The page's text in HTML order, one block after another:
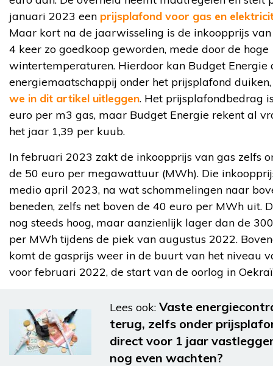
januari 2023 een prijsplafond voor gas en
Maar kort na de jaarwisseling is de inkoopprijs
4 keer zo goedkoop geworden, mede door de hoge
wintertemperaturen. Hierdoor kan Budget Energie
energiemaatschappij onder het prijsplafond
we in dit artikel uitleggen. Het prijsplafondbedrag
euro per m3 gas, maar Budget Energie rekent al
het jaar 1,39 per kuub.
In februari 2023 zakt de inkoopprijs van gas zelfs
de 50 euro per megawattuur (MWh). Die
medio april 2023, na wat schommelingen naar
beneden, zelfs net boven de 40 euro per MWh uit.
nog steeds hoog, maar aanzienlijk lager dan de
per MWh tijdens de piek van augustus 2022.
komt de gasprijs weer in de buurt van het niveau
voor februari 2022, de start van de oorlog in
Lees ook: Vaste
terug, zelfs onder
direct voor 1 jaar
nog even wachten?